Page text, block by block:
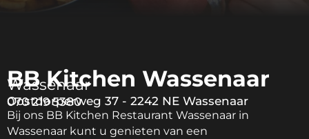
BB Kitchen Wassenaar
Wassenaar
Oostdorperweg 37 - 2242 NE Wassenaar
070 219 5380
Bij ons BB Kitchen Restaurant Wassenaar in
Wassenaar kunt u genieten van een